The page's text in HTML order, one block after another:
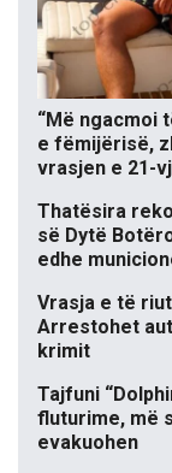
“Më ngacmoi
e fëmijërisë,
vrasjen e 21-
Thatësira
së Dytë
edhe
Vrasja e të
Arrestohet
krimit
Tajfuni
fluturime, më
evakuohen